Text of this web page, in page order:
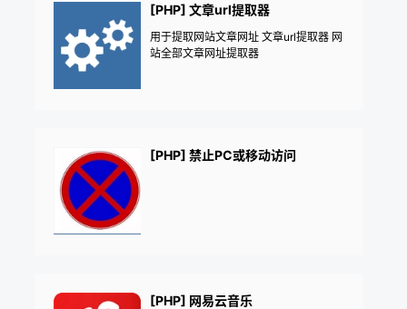
[PHP] 文章url提取器
用于提取网站文章网址 文章url提取器 网
站全部文章网址提取器
[PHP] 禁止PC或移动访问
[PHP] 网易云音乐